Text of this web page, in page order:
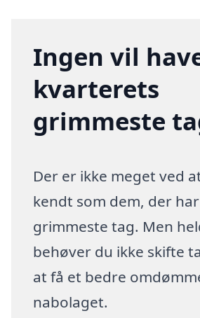
Ingen vil
kvarterets
grimmeste
Der er ikke meget ved
kendt som dem, der
grimmeste tag. Men
behøver du ikke skifte
at få et bedre
nabolaget.